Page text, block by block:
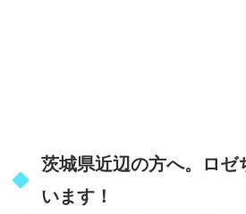
茨城県近辺の方へ。ロゼ
います！